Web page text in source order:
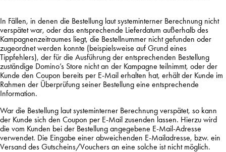
In Fällen, in denen die Bestellung laut systeminterner Berechnung nicht
verspätet war, oder das entsprechende Lieferdatum außerhalb des
Kampagnenzeitraumes liegt, die Bestellnummer nicht gefunden oder
zugeordnet werden konnte (beispielsweise auf Grund eines
Tippfehlers), der für die Ausführung der entsprechenden Bestellung
zuständige Domino’s Store nicht an der Kampagne teilnimmt, oder der
Kunde den Coupon bereits per E-Mail erhalten hat, erhält der Kunde im
Rahmen der Überprüfung seiner Bestellung eine entsprechende
Information.
War die Bestellung laut systeminterner Berechnung verspätet, so kann
der Kunde sich den Coupon per E-Mail zusenden lassen. Hierzu wird
die vom Kunden bei der Bestellung angegebene E-Mail-Adresse
verwendet. Die Eingabe einer abweichenden E-Mailadresse, bzw. ein
Versand des Gutscheins/Vouchers an eine solche ist nicht möglich.